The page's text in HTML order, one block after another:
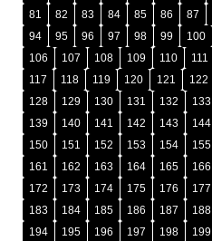
81
82 83 84 85 86 87
94
95 96 97 98 99 100
106
107 108 109 110 111
117
118 119 120 121 122
128
129 130 131 132 133
139
140 141 142 143 144
150
151 152 153 154 155
161
162 163 164 165 166
172
173 174 175 176 177
183
184 185 186 187 188
194
195 196 197 198 199